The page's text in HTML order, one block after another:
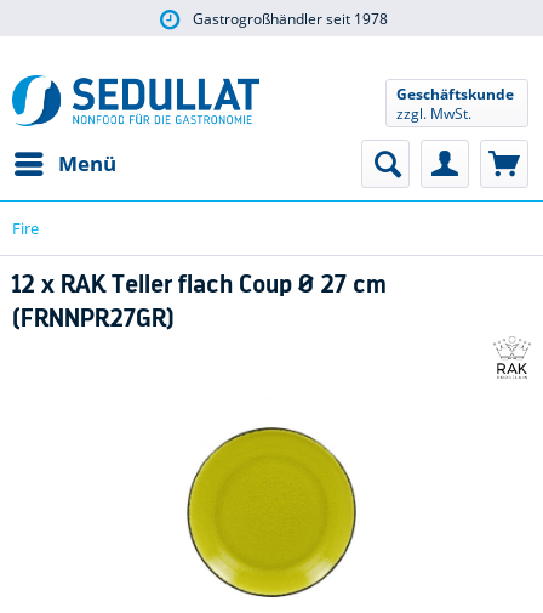
Gastrogroßhändler seit 1978
Menü
Geschäftskunde
zzgl. MwSt.
Fire
12 x RAK Teller flach Coup Ø 27 cm
(FRNNPR27GR)